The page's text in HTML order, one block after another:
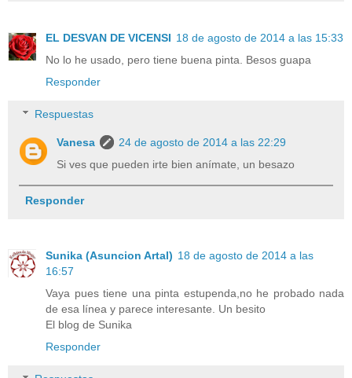
EL DESVAN DE VICENSI 18 de agosto de 2014 a las 15:33
No lo he usado, pero tiene buena pinta. Besos guapa
Responder
Respuestas
Vanesa
24 de agosto de 2014 a las 22:29
Si ves que pueden irte bien anímate, un besazo
Responder
Sunika (Asuncion Artal) 18 de agosto de 2014 a las
16:57
Vaya pues tiene una pinta estupenda,no he probado nada
de esa línea y parece interesante. Un besito
El blog de Sunika
Responder